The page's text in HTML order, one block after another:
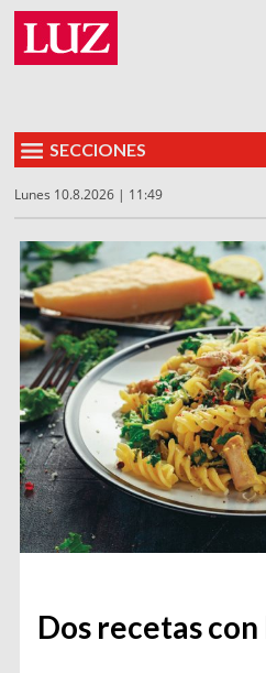
SECCIONES
Lunes 10.8.2026 | 11:49
Dos recetas